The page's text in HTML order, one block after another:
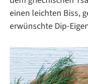
einen leichten Biss,
erwünschte Dip-